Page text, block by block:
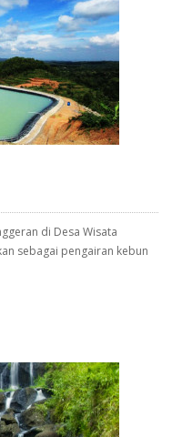
di Desa Wisata
sebagai pengairan kebun